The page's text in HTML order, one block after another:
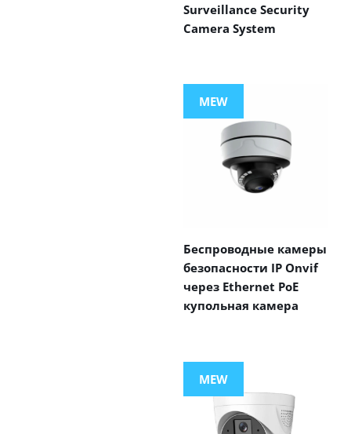
Surveillance Security
Camera System
MEW
Беспроводные камеры
безопасности IP Onvif
через Ethernet PoE
купольная камера
MEW